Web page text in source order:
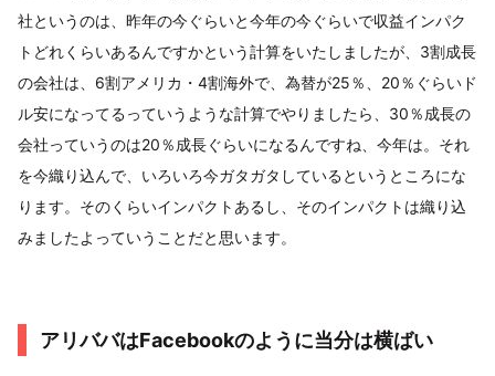
社というのは、昨年の今ぐらいと今年の今ぐらいで収益インパク
トどれくらいあるんですかという計算をいたしましたが、3割成長
の会社は、6割アメリカ・4割海外で、為替が25％、20％ぐらいド
ル安になってるっていうような計算でやりましたら、30％成長の
会社っていうのは20％成長ぐらいになるんですね、今年は。それ
を今織り込んで、いろいろ今ガタガタしているというところにな
ります。そのくらいインパクトあるし、そのインパクトは織り込
みましたよっていうことだと思います。
アリババはFacebookのように当分は横ばい